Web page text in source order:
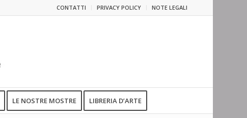
CONTATTI PRIVACY POLICY NOTE LEGALI
LE NOSTRE MOSTRE LIBRERIA D’ARTE